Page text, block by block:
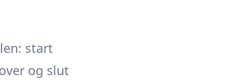
start
og slut